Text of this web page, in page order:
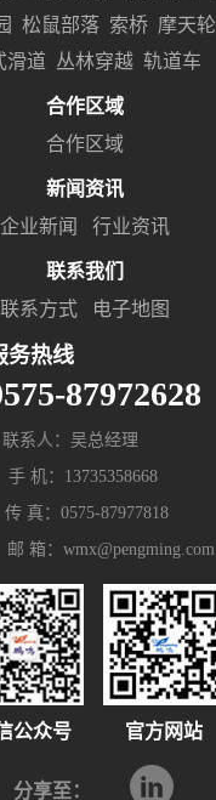
松鼠部落 索桥 摩天轮
滑道 丛林穿越 轨道车
合作区域
合作区域
新闻资讯
企业新闻
行业资讯
联系我们
联系方式
电子地图
务热线
87972628
联系人：吴总经理
手 机：13735358668
传 真：0575-87977818
邮 箱：wmx@pengming.com
公众号 官方网站
分享至：